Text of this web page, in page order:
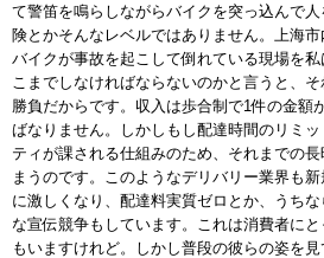
て警笛を鳴らしながらバイクを突っ込んで
険とかそんなレベルではありません。上海
バイクが事故を起こして倒れている現場を
こまでしなければならないのかと言うと、
勝負だからです。収入は歩合制で1件の金額
ばなりません。しかしもし配達時間のリミ
ティが課される仕組みのため、それまでの
まうのです。このようなデリバリー業界も
に激しくなり、配達料実質ゼロとか、うち
な宣伝競争もしています。これは消費者に
もいますけれど。しかし普段の彼らの姿を